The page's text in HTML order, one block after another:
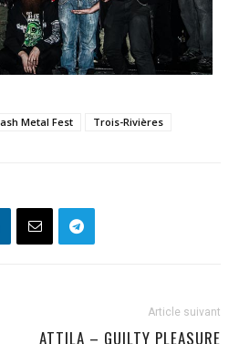
Metal Fest Trois-Rivières
Article suivant
ATTILA – GUILTY PLEASURE